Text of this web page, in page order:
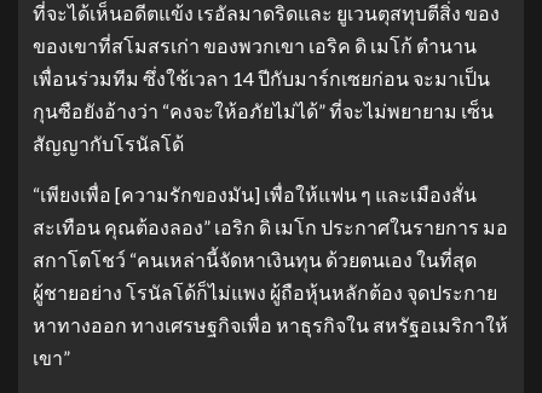
ที่จะได้เห็นอดีตแข้ง เรอัลมาดริดและ ยูเวนตุสทุบตีสิ่ง ของ
ของเขาที่สโมสรเก่า ของพวกเขา เอริค ดิ เมโก้ ตํานาน
เพื่อนร่วมทีม ซึ่งใช้เวลา 14 ปีกับมาร์กเซยก่อน จะมาเป็น
กุนซือยังอ้างว่า “คงจะให้อภัยไม่ได้” ที่จะไม่พยายาม เซ็น
สัญญากับโรนัลโด้
“เพียงเพื่อ [ความรักของมัน] เพื่อให้แฟน ๆ และเมืองสั่น
สะเทือน คุณต้องลอง” เอริก ดิ เมโก ประกาศในรายการ มอ
สกาโตโชว์ “คนเหล่านี้จัดหาเงินทุน ด้วยตนเอง ในที่สุด
ผู้ชายอย่าง โรนัลโด้ก็ไม่แพง ผู้ถือหุ้นหลักต้อง จุดประกาย
หาทางออก ทางเศรษฐกิจเพื่อ หาธุรกิจใน สหรัฐอเมริกาให้
เขา”